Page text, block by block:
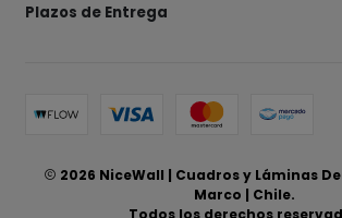
Plazos de Entrega
2026 NiceWall | Cuadros y Láminas
Marco | Chile.
Todos los derechos